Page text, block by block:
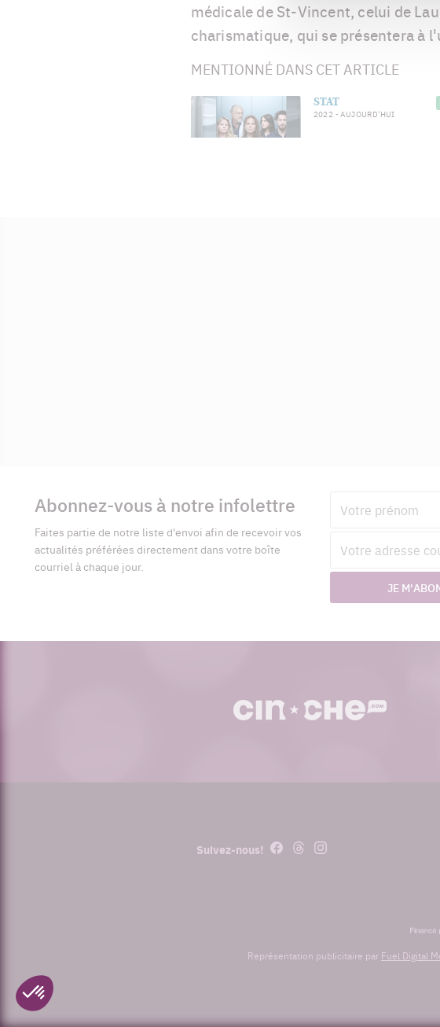
médicale de St-Vincent, celui de
charismatique, qui se présentera à
MENTIONNÉ DANS CET ARTICLE
STAT
2022 - AUJOURD'HUI
complémentaires
Abonnez-vous à notre infolettre
Faites partie de notre liste d'envoi afin de recevoir vos
actualités préférées directement dans votre boîte
courriel à chaque jour.
courriel
JE
cinoche.com
Suivez-nous! FacebookThreadsInstagram
par
Représentation publicitaire par Fuel Digital